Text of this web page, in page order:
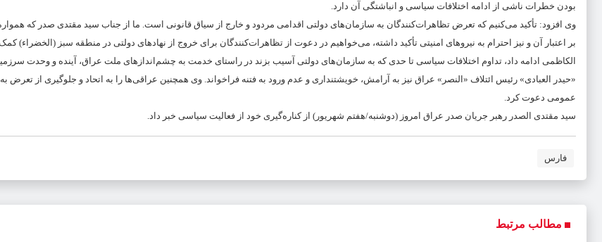
بودن خطرات ناشی از ادامه اختلافات سیاسی و انباشتگی آن دارد.
وی افزود: تأکید می‌کنیم که تعرض تظاهرات‌کنندگان به سازمان‌های دولتی اقدامی مردود و خارج از سیاق قانونی است. ما از جناب سید مقتدی صدر که
بر اعتبار آن و نیز احترام به نیروهای امنیتی تأکید داشته، می‌خواهیم در دعوت از تظاهرات‌کنندگان برای خروج از نهادهای دولتی در منطقه سبز (الخضراء)
الکاظمی ادامه داد، تداوم اختلافات سیاسی تا حدی که به سازمان‌های دولتی آسیب بزند در راستای خدمت به چشم‌اندازهای ملت عراق، آینده و وحدت
«حیدر العبادی» رئیس ائتلاف «النصر» عراق نیز به آرامش، خویشتنداری و عدم ورود به فتنه فراخواند. وی همچنین عراقی‌ها را به اتحاد و جلوگیری از
عمومی دعوت کرد.
سید مقتدی الصدر رهبر جریان صدر عراق امروز (دوشنبه/هفتم شهریور) از کناره‌گیری خود از فعالیت سیاسی خبر داد.
فارس
مطالب مرتبط